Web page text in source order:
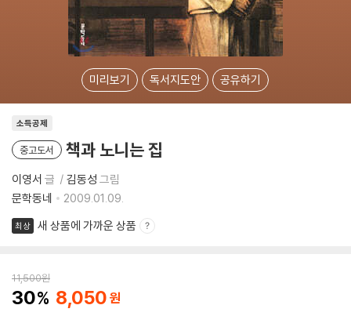
미리보기 독서지도안 공유하기
소득공제
중고도서 책과 노니는 집
이영서 글 김동성 그림
문학동네
2009.01.09.
최상 새 상품에 가까운 상품
11,500원
30 8,050